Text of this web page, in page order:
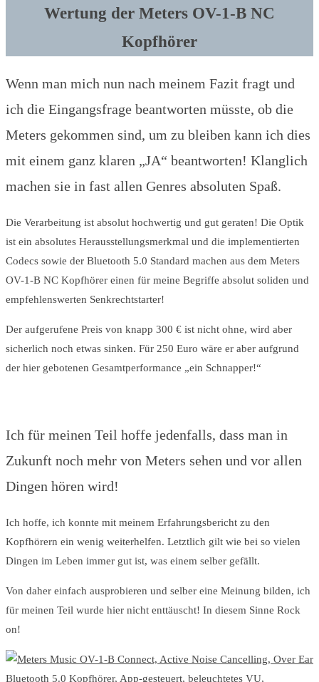
Wertung der Meters OV-1-B NC
Kopfhörer
Wenn man mich nun nach meinem Fazit fragt und
ich die Eingangsfrage beantworten müsste, ob die
Meters gekommen sind, um zu bleiben kann ich dies
mit einem ganz klaren „JA“ beantworten! Klanglich
machen sie in fast allen Genres absoluten Spaß.
Die Verarbeitung ist absolut hochwertig und gut geraten! Die Optik
ist ein absolutes Herausstellungsmerkmal und die implementierten
Codecs sowie der Bluetooth 5.0 Standard machen aus dem Meters
OV-1-B NC Kopfhörer einen für meine Begriffe absolut soliden und
empfehlenswerten Senkrechtstarter!
Der aufgerufene Preis von knapp 300 € ist nicht ohne, wird aber
sicherlich noch etwas sinken. Für 250 Euro wäre er aber aufgrund
der hier gebotenen Gesamtperformance „ein Schnapper!“
Ich für meinen Teil hoffe jedenfalls, dass man in
Zukunft noch mehr von Meters sehen und vor allen
Dingen hören wird!
Ich hoffe, ich konnte mit meinem Erfahrungsbericht zu den
Kopfhörern ein wenig weiterhelfen. Letztlich gilt wie bei so vielen
Dingen im Leben immer gut ist, was einem selber gefällt.
Von daher einfach ausprobieren und selber eine Meinung bilden, ich
für meinen Teil wurde hier nicht enttäuscht! In diesem Sinne Rock
on!